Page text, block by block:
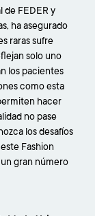
de FEDER y
ha asegurado
raras sufre
solo uno
los pacientes
como esta
hacer
no pase
los desafíos
Fashion
un gran número